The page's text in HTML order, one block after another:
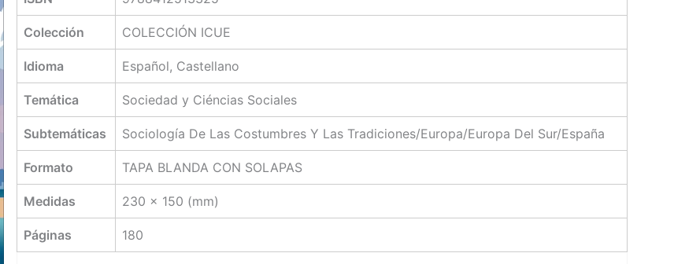
Colección COLECCIÓN ICUE
Idioma Español, Castellano
Temática Sociedad y Ciéncias Sociales
Subtemáticas Sociología De Las Costumbres Y Las Tradiciones/Europa/Europa Del Sur/España
Formato TAPA BLANDA CON SOLAPAS
Medidas 230 x 150 (mm)
Páginas 180